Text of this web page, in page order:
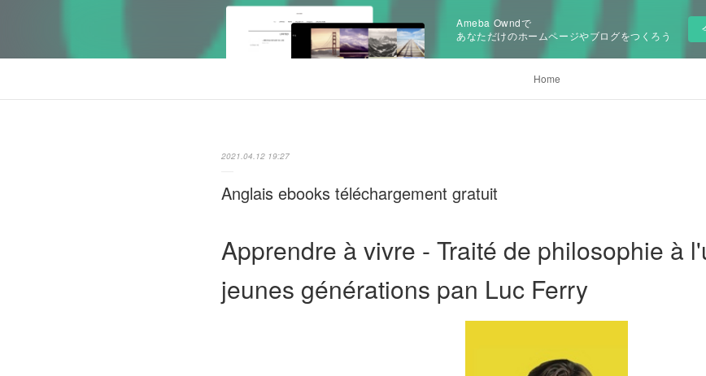
Ameba Owndで
あなただけのホームページやブログをつくろう
Home
2021.04.12 19:27
Anglais ebooks téléchargement gratuit
Apprendre à vivre - Traité de philosophie à
jeunes générations pan Luc Ferry